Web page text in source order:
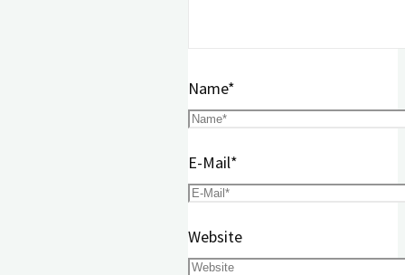
Name*
E-Mail*
Website